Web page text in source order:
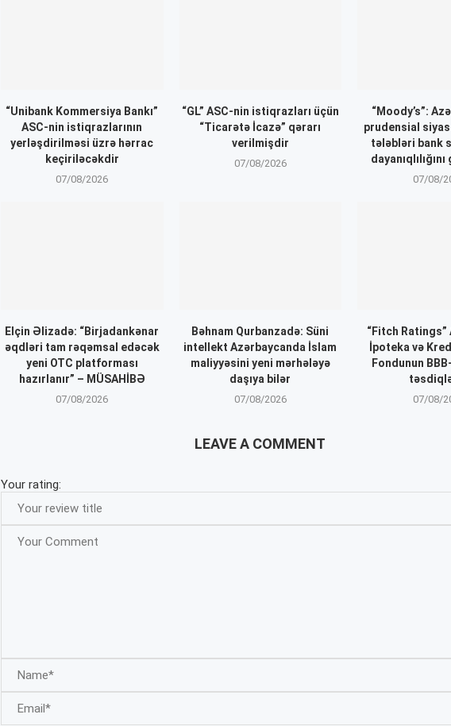
“Unibank Kommersiya Bankı”
ASC-nin istiqrazlarının
yerləşdirilməsi üzrə hərrac
keçiriləcəkdir
07/08/2026
“GL” ASC-nin istiqrazları üçün
“Ticarətə İcazə” qərarı
verilmişdir
07/08/2026
“Moody’s”:
prudensial
tələbləri bank
07/08/
Elçin Əlizadə: “Birjadankənar
əqdləri tam rəqəmsal edəcək
yeni OTC platforması
hazırlanır” – MÜSAHİBƏ
07/08/2026
Bəhnam Qurbanzadə: Süni
intellekt Azərbaycanda İslam
maliyyəsini yeni mərhələyə
daşıya bilər
07/08/2026
“Fitch Ratings”
İpoteka və
Fondunun
07/08/
LEAVE A COMMENT
Your rating: